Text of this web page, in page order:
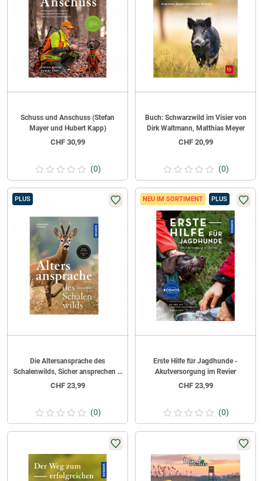
Schuss und Anschuss (Stefan
Mayer und Hubert Kapp)
CHF30,99
(0)
Buch: Schwarzwild im Visier von
Dirk Waltmann, Matthias Meyer
CHF20,99
(0)
PLUS
Die Altersansprache des
Schalenwilds, Sicher ansprechen –
waidgerecht jagen von Burkhard
CHF23,99
(0)
NEU IM SORTIMENT PLUS
Erste Hilfe für Jagdhunde -
Akutversorgung im Revier
CHF23,99
(0)